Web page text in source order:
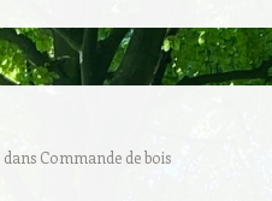
dans Commande de bois